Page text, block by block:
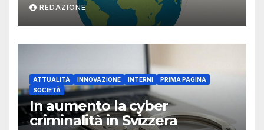
REDAZIONE
ATTUALITÀ INNOVAZIONE INTERNI
PRIMA PAGINA
SOCIETÀ
In aumento la cyber
criminalità in Svizzera